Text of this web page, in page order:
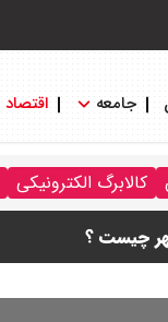
جامعه اقتصاد
کالابرگ الکترونیکی
/ قیمت پژو۲۰۷ چند؟+ جدول
+ جدول
چیست ؟